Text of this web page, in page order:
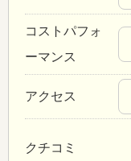
コストパフォ
ーマンス
アクセス
クチコミ